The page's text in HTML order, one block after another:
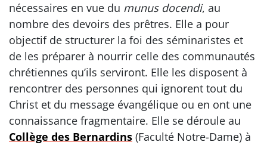
nécessaires en vue du munus docendi, au
nombre des devoirs des prêtres. Elle a pour
objectif de structurer la foi des séminaristes et
de les préparer à nourrir celle des communautés
chrétiennes qu’ils serviront. Elle les disposent à
rencontrer des personnes qui ignorent tout du
Christ et du message évangélique ou en ont une
connaissance fragmentaire. Elle se déroule au
Collège des Bernardins (Faculté Notre-Dame) à